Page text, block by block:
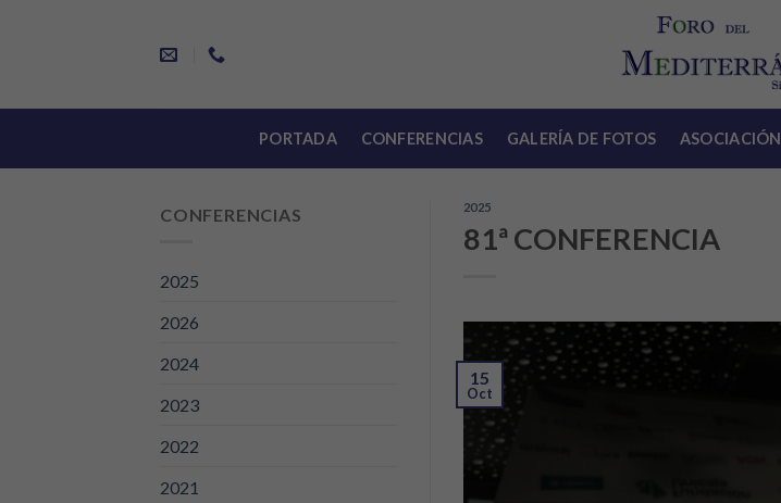
PORTADA CONFERENCIAS GALERÍA DE FOTOS ASOCIACIÓN
CONFERENCIAS
2025
2026
2024
2023
2022
2021
2025
81ª CONFERENCIA
15
Oct